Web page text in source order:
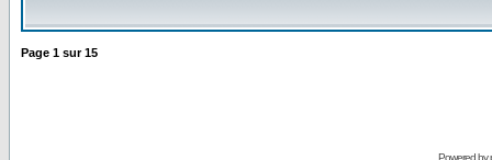
Page 1 sur15
Powered by